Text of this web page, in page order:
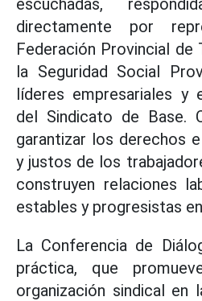
escuchadas,
directamente por
Federación Provincial de
la Seguridad Social
líderes empresariales y
del Sindicato de Base.
garantizar los derechos
y justos de los
construyen relaciones
estables y progresistas
La Conferencia de
práctica, que
organización sindical en